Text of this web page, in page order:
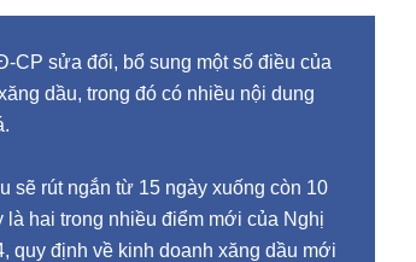
CP sửa đổi, bổ sung một số điều của
dầu, trong đó có nhiều nội dung
sẽ rút ngắn từ 15 ngày xuống còn 10
hai trong nhiều điểm mới của Nghị
quy định về kinh doanh xăng dầu mới